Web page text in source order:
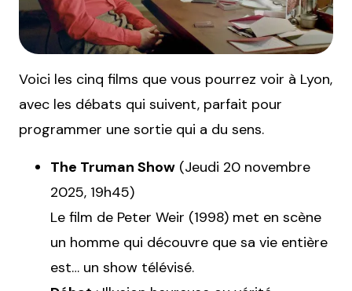
Voici les cinq films que vous pourrez voir à Lyon,
avec les débats qui suivent, parfait pour
programmer une sortie qui a du sens.
The Truman Show (Jeudi 20 novembre
2025, 19h45)
Le film de Peter Weir (1998) met en scène
un homme qui découvre que sa vie entière
est… un show télévisé.